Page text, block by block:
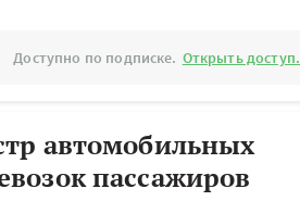
Доступно по подписке. Открыть доступ.
автомобильных
пассажиров